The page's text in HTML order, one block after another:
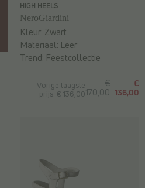
HIGH HEELS
NeroGiardini
Vorige laagste
prijs: € 136,00
€
170,00
€
136,00
Kleur: Zwart
Materiaal: Leer
Trend: Feestcollectie